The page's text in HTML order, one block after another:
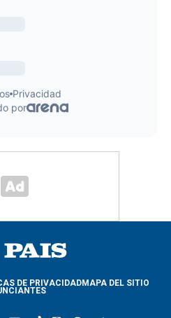
DE PRIVACIDADMAPA DEL SITIO